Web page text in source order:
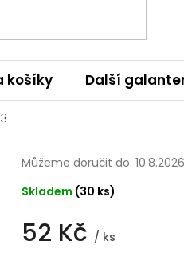
košíky Další
52 Kč / ks
Skladem (30 ks)
Můžeme doručit do: 10.8.2026